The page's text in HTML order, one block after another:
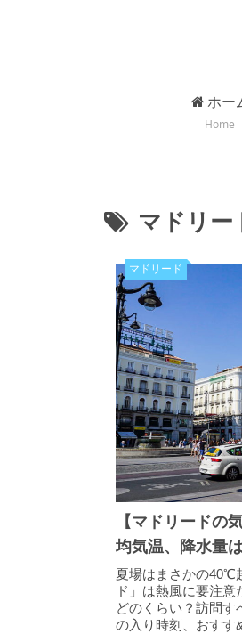
ホー
Home
マドリー
マドリード
【マドリードの
均気温、降水量
夏場はまさかの40℃
ド」は熱風に要注
どのくらい？訪問す
の入り時刻、おすす